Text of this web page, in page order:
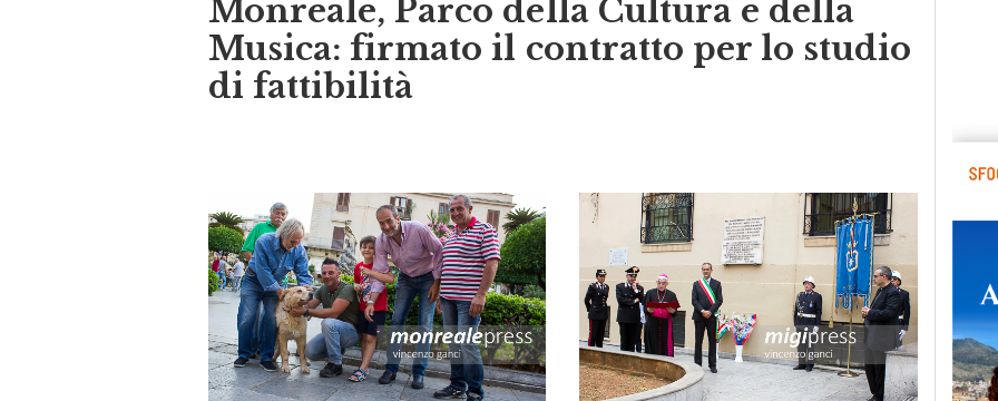
Monreale, Parco della Cultura e della
Musica: firmato il contratto per lo studio
di fattibilità